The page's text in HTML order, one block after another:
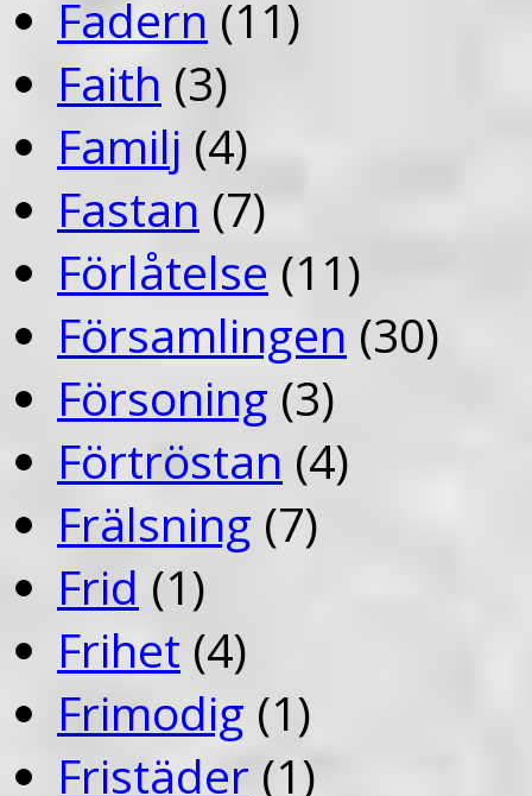
Fadern (11)
Faith (3)
Familj (4)
Fastan (7)
Förlåtelse (11)
Församlingen (30)
Försoning (3)
Förtröstan (4)
Frälsning (7)
Frid (1)
Frihet (4)
Frimodig (1)
Fristäder (1)